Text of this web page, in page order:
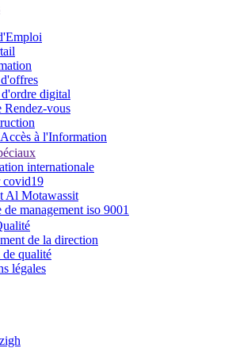
digital
Rendez-vous
à l'Information
internationale
covid19
Al Motawassit
de management iso 9001
de la direction
qualité
légales